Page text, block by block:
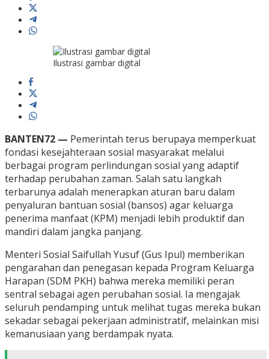
Ilustrasi gambar digital
BANTEN72 — Pemerintah terus berupaya memperkuat
fondasi kesejahteraan sosial masyarakat melalui
berbagai program perlindungan sosial yang adaptif
terhadap perubahan zaman. Salah satu langkah
terbarunya adalah menerapkan aturan baru dalam
penyaluran bantuan sosial (bansos) agar keluarga
penerima manfaat (KPM) menjadi lebih produktif dan
mandiri dalam jangka panjang.
Menteri Sosial Saifullah Yusuf (Gus Ipul) memberikan
pengarahan dan penegasan kepada Program Keluarga
Harapan (SDM PKH) bahwa mereka memiliki peran
sentral sebagai agen perubahan sosial. Ia mengajak
seluruh pendamping untuk melihat tugas mereka bukan
sekadar sebagai pekerjaan administratif, melainkan misi
kemanusiaan yang berdampak nyata.